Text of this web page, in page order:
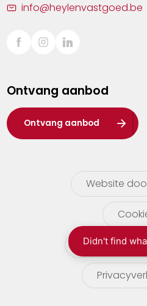
Sint-Truiden
Waasland
Wuustwezel
Zoersel
info@heylenvastgoed.be
Ontvang aanbod
Ontvang aanbod
Website